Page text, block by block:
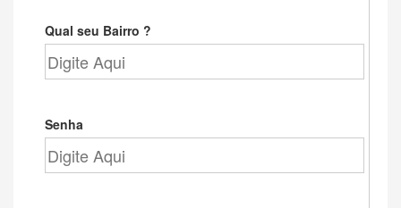
Qual seu Bairro ?
Senha